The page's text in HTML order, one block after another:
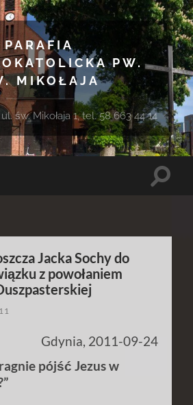
PARAFIA
PW.
MIKOŁAJA
św. Mikołaja 1, tel. 58 663 44 14
Toggle
Jacka Sochy do
z powołaniem
Gdynia, 2011-09-24
pójść Jezus w